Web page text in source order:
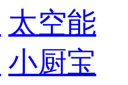
太空能
小厨宝